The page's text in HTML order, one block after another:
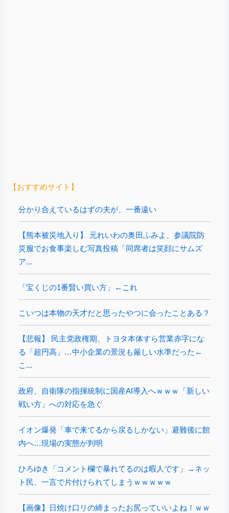
【おすすめサイト】
分かり合えているはずの夫が、一番遠い
【熊本被災地入り】 元れいわの奥田ふみよ、参議院防
災服でお食事楽しむ写真投稿「同席者は笑顔にサムズ
ア...
「宝くじの1番賢い買い方」←これ
こいつは本物の天才だと思ったやつに会ったことある？
【悲報】 民主党政権期、トヨタ本体すら営業赤字にな
る「超円高」…中小企業の景況も厳しい水準だった←
こ...
政府、自衛隊の指揮統制に国産AI導入へｗｗｗ「新しい
戦い方」への対応を急ぐ
イオン爆発「車で来てるから戻るしかない」避難後に館
内へ…現場の実態が判明
ひろゆき「コメント欄で暴れてるのは暇人です」→ネッ
ト民、一言で片付けられてしまうｗｗｗｗｗ
【画像】日焼け口リの締まったお尻っていいよね！ｗｗ